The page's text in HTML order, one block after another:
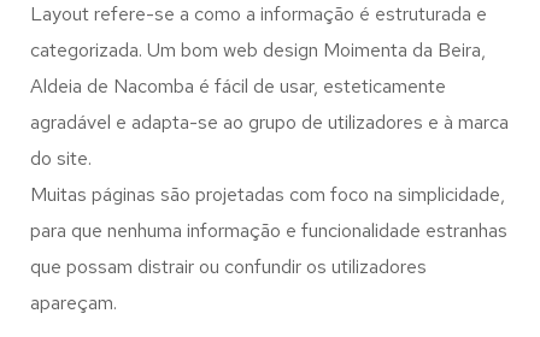
Layout refere-se a como a informação é estruturada e
categorizada. Um bom web design Moimenta da Beira,
Aldeia de Nacomba é fácil de usar, esteticamente
agradável e adapta-se ao grupo de utilizadores e à marca
do site.
Muitas páginas são projetadas com foco na simplicidade,
para que nenhuma informação e funcionalidade estranhas
que possam distrair ou confundir os utilizadores
apareçam.